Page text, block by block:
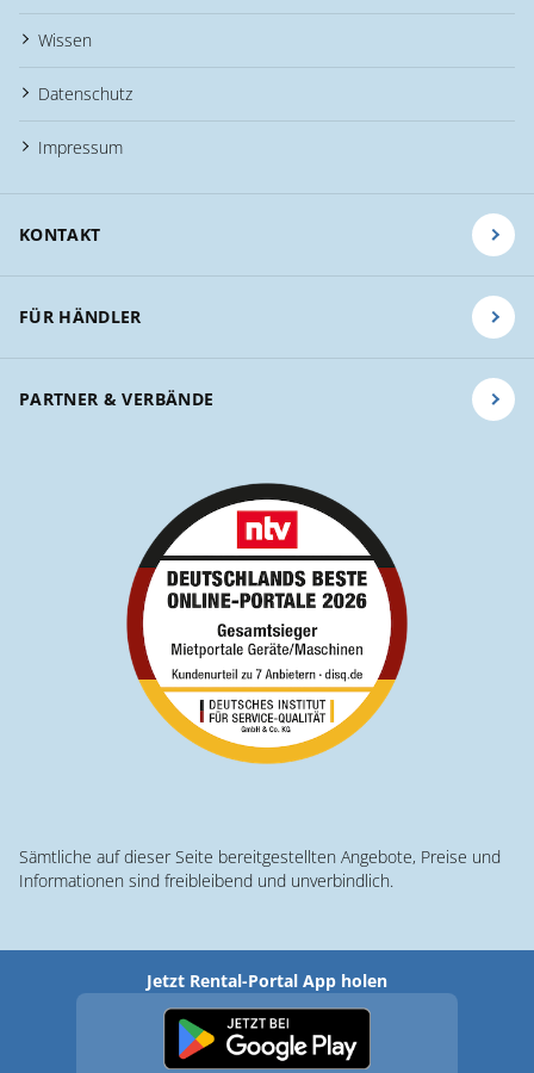
Wissen
Datenschutz
Impressum
KONTAKT
FÜR HÄNDLER
PARTNER & VERBÄNDE
Sämtliche auf dieser Seite bereitgestellten Angebote, Preise und
Informationen sind freibleibend und unverbindlich.
Jetzt Rental-Portal App holen